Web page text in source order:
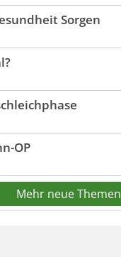
Sorgen
OP
Mehr neue Themen